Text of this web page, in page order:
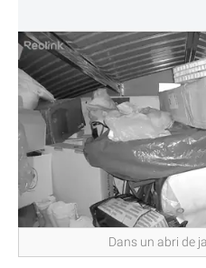
Dans un abri de